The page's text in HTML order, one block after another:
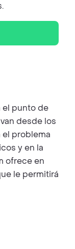
el punto de
desde los
el problema
y en la
ofrece en
le permitirá